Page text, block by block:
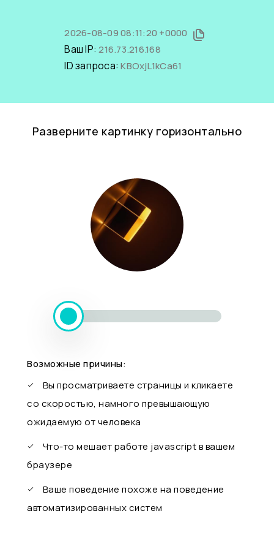
2026-08-09 08:11:20 +0000
Ваш IP:216.73.216.168
ID запроса:KBOxjL1kCa61
Разверните картинку горизонтально
Возможные причины:
Вы просматриваете страницы и кликаете
со скоростью, намного превышающую
ожидаемую от человека
Что-то мешает работе javascript в вашем
браузере
Ваше поведение похоже на поведение
автоматизированных систем